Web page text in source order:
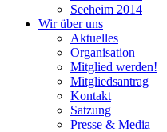
Seeheim 2014
Wir über uns
Aktuelles
Organisation
Mitglied werden!
Mitgliedsantrag
Kontakt
Satzung
Presse & Media